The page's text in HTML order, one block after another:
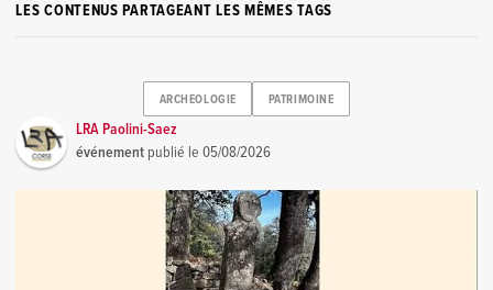
LES CONTENUS PARTAGEANT LES MÊMES TAGS
ARCHEOLOGIE PATRIMOINE
LRA Paolini-Saez
événement publié le05/08/2026